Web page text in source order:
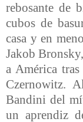
rebosante de
cubos de
casa y en
Jakob
a América
Czernowitz.
Bandini del
un aprendiz